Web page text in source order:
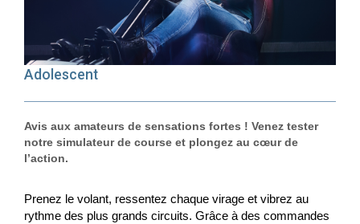
Adolescent
Avis aux amateurs de sensations fortes ! Venez tester
notre simulateur de course et plongez au cœur de
l’action.
Prenez le volant, ressentez chaque virage et vibrez au
rythme des plus grands circuits. Grâce à des commandes